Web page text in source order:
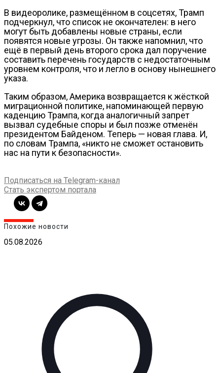
В видеоролике, размещённом в соцсетях, Трамп
подчеркнул, что список не окончателен: в него
могут быть добавлены новые страны, если
появятся новые угрозы. Он также напомнил, что
ещё в первый день второго срока дал поручение
составить перечень государств с недостаточным
уровнем контроля, что и легло в основу нынешнего
указа.
Таким образом, Америка возвращается к жёсткой
миграционной политике, напоминающей первую
каденцию Трампа, когда аналогичный запрет
вызвал судебные споры и был позже отменён
президентом Байденом. Теперь — новая глава. И,
по словам Трампа, «никто не сможет остановить
нас на пути к безопасности».
Подписаться на Telegram-канал
Стать экспертом портала
Похожие новости
05.08.2026